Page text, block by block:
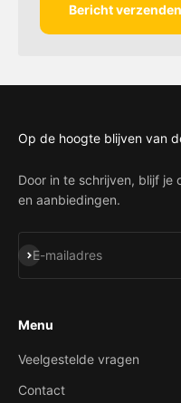
Bericht verzenden
Op de hoogte blijven van
Door in te schrijven, blijf
en aanbiedingen.
E-mailadres
Abonneren
Menu
Veelgestelde vragen
Contact